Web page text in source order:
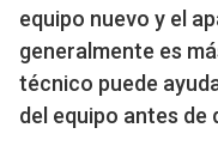
equipo nuevo y el
generalmente es
técnico puede
del equipo antes de